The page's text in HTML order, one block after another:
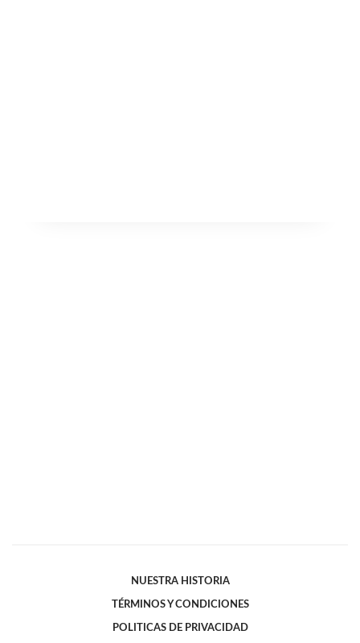
NUESTRA HISTORIA
TÉRMINOS Y CONDICIONES
POLITICAS DE PRIVACIDAD